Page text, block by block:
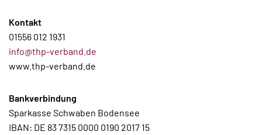
Kontakt
01556 012 1931
info@thp-verband.de
www.thp-verband.de
Bankverbindung
Sparkasse Schwaben Bodensee
IBAN: DE 83 7315 0000 0190 2017 15